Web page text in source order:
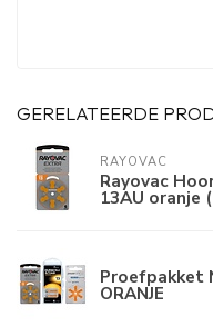
GERELATEERDE
RAYOVAC
Rayovac
13AU oranje
Proefpakket
ORANJE